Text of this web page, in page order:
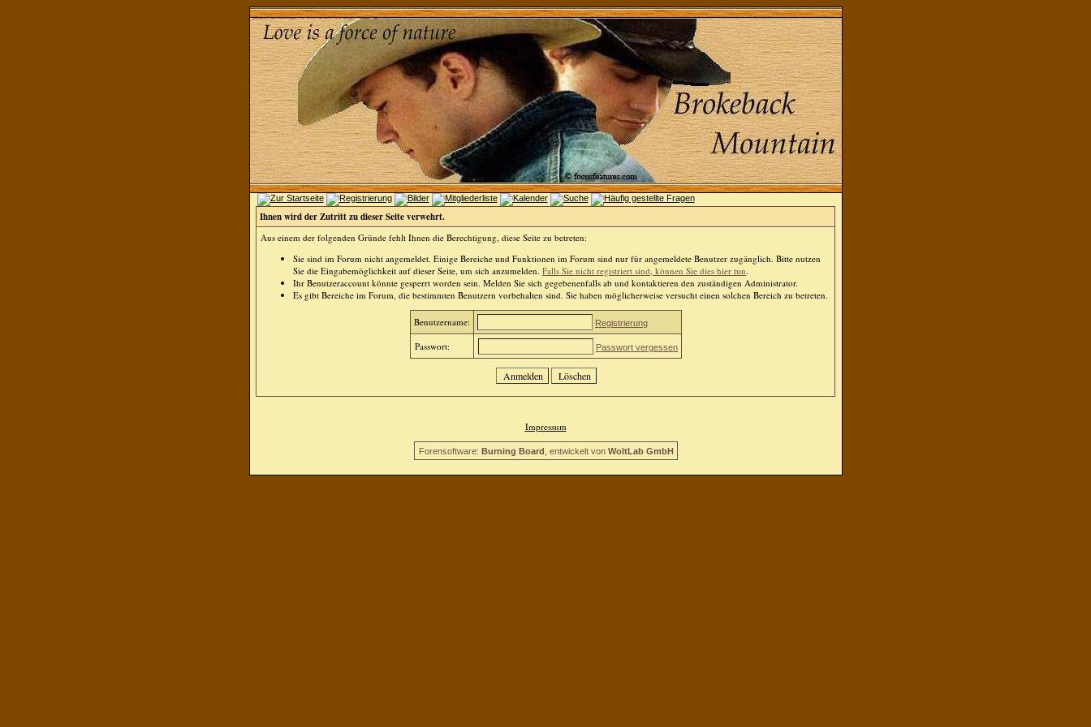
Ihnen wird der Zutritt zu dieser Seite verwehrt.
Aus einem der folgenden Gründe fehlt Ihnen die Berechtigung, diese Seite zu betreten:
Sie sind im Forum nicht angemeldet. Einige Bereiche und Funktionen im Forum sind nur für angemeldete Benutzer zugänglich. Bitte nutzen
Sie die Eingabemöglichkeit auf dieser Seite, um sich anzumelden. Falls Sie nicht registriert sind, können Sie dies hier tun.
Ihr Benutzeraccount könnte gesperrt worden sein. Melden Sie sich gegebenenfalls ab und kontaktieren den zuständigen Administrator.
Es gibt Bereiche im Forum, die bestimmten Benutzern vorbehalten sind. Sie haben möglicherweise versucht einen solchen Bereich zu betreten.
Benutzername: Registrierung
Passwort: Passwort vergessen
Impressum
Forensoftware: Burning Board , entwickelt von WoltLab GmbH